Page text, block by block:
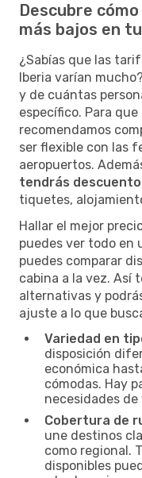
Descubre
más bajos en
¿Sabías que las
Iberia varían
y de cuántas
específico. Para
recomendamos
ser flexible con las
aeropuertos.
tendrás
tiquetes,
Hallar el mejor
puedes ver todo en
puedes comparar
cabina a la vez. Así
alternativas y
ajuste a lo que
Variedad en
disposición
económica
cómodas. Hay
necesidades de
Cobertura de
une destinos
como regional.
disponibles